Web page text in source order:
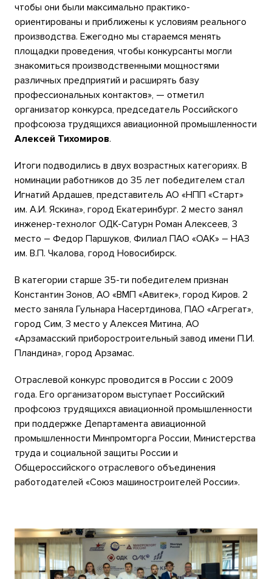
чтобы они были максимально практико-
ориентированы и приближены к условиям реального
производства. Ежегодно мы стараемся менять
площадки проведения, чтобы конкурсанты могли
знакомиться производственными мощностями
различных предприятий и расширять базу
профессиональных контактов», — отметил
организатор конкурса, председатель Российского
профсоюза трудящихся авиационной промышленности
Алексей Тихомиров.
Итоги подводились в двух возрастных категориях. В
номинации работников до 35 лет победителем стал
Игнатий Ардашев, представитель АО «НПП «Старт»
им. А.И. Яскина», город Екатеринбург. 2 место занял
инженер-технолог ОДК-Сатурн Роман Алексеев, 3
место – Федор Паршуков, Филиал ПАО «ОАК» – НАЗ
им. В.П. Чкалова, город Новосибирск.
В категории старше 35-ти победителем признан
Константин Зонов, АО «ВМП «Авитек», город Киров. 2
место заняла Гульнара Насертдинова, ПАО «Агрегат»,
город Сим, 3 место у Алексея Митина, АО
«Арзамасский приборостроительный завод имени П.И.
Пландина», город Арзамас.
Отраслевой конкурс проводится в России с 2009
года. Его организатором выступает Российский
профсоюз трудящихся авиационной промышленности
при поддержке Департамента авиационной
промышленности Минпромторга России, Министерства
труда и социальной защиты России и
Общероссийского отраслевого объединения
работодателей «Союз машиностроителей России».